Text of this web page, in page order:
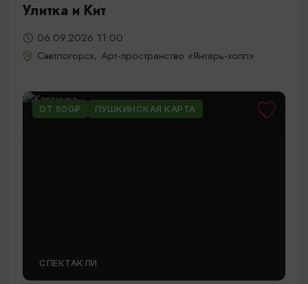
Улитка и Кит
06.09.2026 11:00
Светлогорск, Арт-пространство «Янтарь-холл»
ОТ 500₽ ПУШКИНСКАЯ КАРТА
СПЕКТАКЛИ